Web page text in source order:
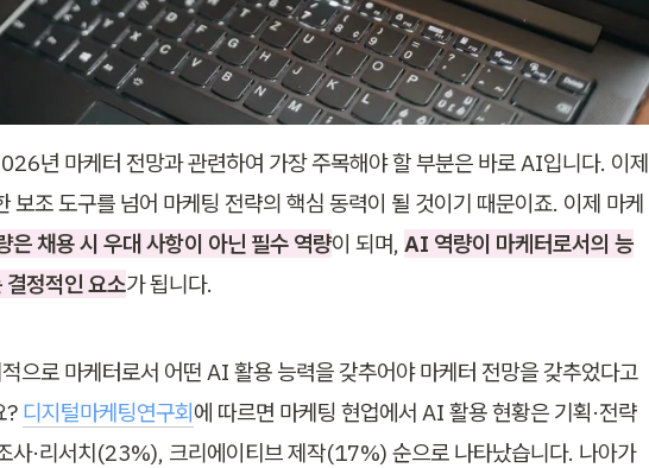
년 마케터 전망과 관련하여 가장 주목해야 할 부분은 바로 AI입니다. 이제
보조 도구를 넘어 마케팅 전략의 핵심 동력이 될 것이기 때문이죠. 이제 마케
은 채용 시 우대 사항이 아닌 필수 역량이 되며, AI 역량이 마케터로서의 능
정적인 요소가 됩니다.
으로 마케터로서 어떤 AI 활용 능력을 갖추어야 마케터 전망을 갖추었다고
? 디지털마케팅연구회에 따르면 마케팅 현업에서 AI 활용 현황은 기획·전략
·리서치(23%), 크리에이티브 제작(17%) 순으로 나타났습니다. 나아가